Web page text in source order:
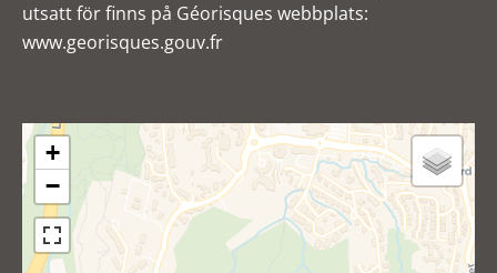
utsatt för finns på Géorisques webbplats:
www.georisques.gouv.fr
+
−